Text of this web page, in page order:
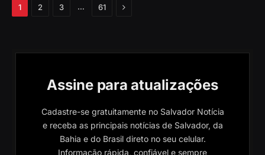
1 2 3 … 61 Próximo
Assine para atualizações
Cadastre-se gratuitamente no Salvador Notícia
e receba as principais notícias de Salvador, da
Bahia e do Brasil direto no seu celular.
Informação rápida, confiável e sempre